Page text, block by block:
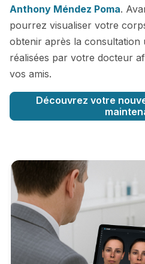
Anthony Méndez Poma.
pourrez visualiser votre
obtenir après la consultation
réalisées par votre docteur
vos amis.
Découvrez votre